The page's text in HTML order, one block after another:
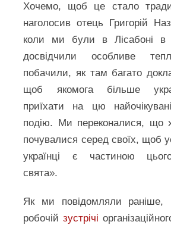
Хочемо, щоб це стало
наголосив отець Григорій
коли ми були в Лісабоні в
досвідчили особливе
побачили, як там багато
щоб якомога більше
приїхати на цю
подію. Ми переконалися, що
почувалися серед своїх, щоб
українці є частиною
свята».
Як ми повідомляли раніше,
робочій зустрічі